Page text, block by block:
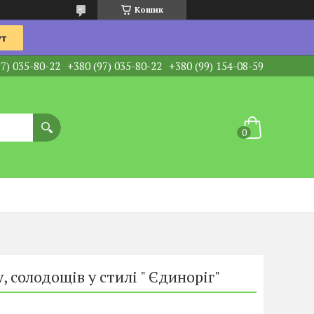
Кошик
035-80-22 +380 (97) 035-80-22 +380 (99) 154-08-59
у стилі " Єдиноріг"